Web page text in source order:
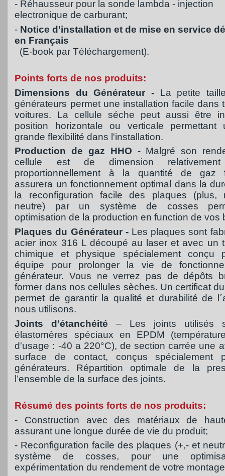
- Réhausseur pour la sonde lambda - injection
electronique de carburant;
- Notice d'installation et de mise en service
en Français
(E-book par Téléchargement).
Points forts de nos produits:
Dimensions du Générateur -
La petite
générateurs permet une installation facile dans
voitures. La cellule séche peut aussi être
position horizontale ou verticale permettant
grande flexibilité dans l'installation.
Production de gaz HHO - Malgré son
cellule est de dimension relativement
proportionnellement à la quantité de gaz
assurera un fonctionnement optimal dans la
la reconfiguration facile des plaques (plus,
neutre) par un système de cosses
optimisation de la production en function de vos
Plaques du Générateur - Les plaques sont
acier inox 316 L découpé au laser et avec un
chimique et physique spécialement conçu
équipe pour prolonger la vie de
générateur. Vous ne verrez pas de dépôts
former dans nos cellules sèches. Un certificat
permet de garantir la qualité et durabilité de
nous utilisons.
Joints d’étanchéité – Les joints utilisés
élastomères spéciaux en EPDM
d'usage : -40 a 220°C), de section carrée une
surface de contact, conçus spécialement
générateurs. Répartition optimale de la
l’ensemble de la surface des joints.
Résumé des points forts de nos produits:
- Construction avec des matériaux de
assurant une longue durée de vie du produit;
- Reconfiguration facile des plaques (+,- et
système de cosses, pour une
expérimentation du rendement de votre